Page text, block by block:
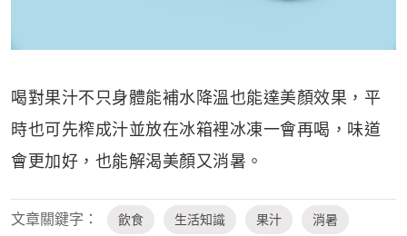
喝對果汁不只身體能補水降溫也能達美顏效果，平
時也可先榨成汁並放在冰箱裡冰凍一會再喝，味道
會更加好，也能解渴美顏又消暑。
文章關鍵字： 飲食 生活知識 果汁 消暑